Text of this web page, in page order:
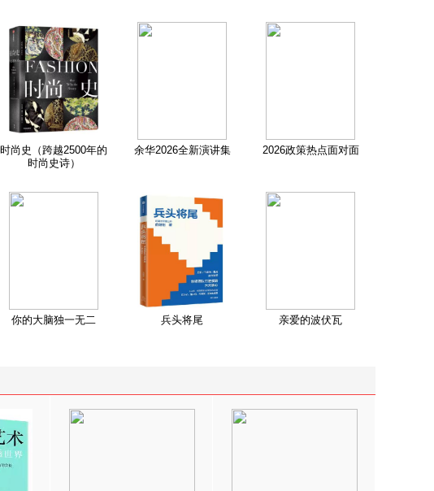
时尚史（跨越2500年的
时尚史诗）
余华2026全新演讲集 2026政策热点面对面
你的大脑独一无二 兵头将尾 亲爱的波伏瓦